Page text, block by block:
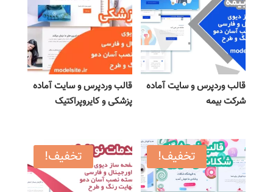
قالب وردپرس و سایت آماده
شرکت بیمه
قالب وردپرس و سایت آماده
پزشکی و کایروپراکتیک
تخفیف! تخفیف!